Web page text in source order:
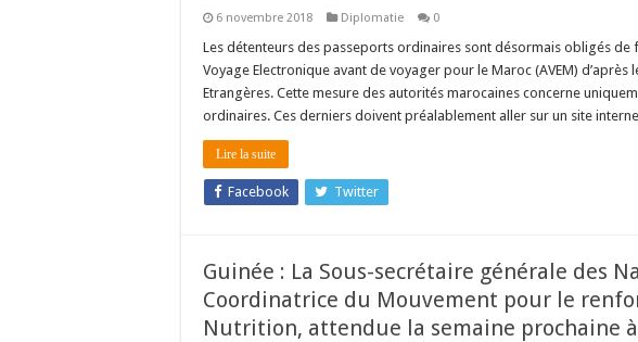
6 novembre 2018 Diplomatie 0
Les détenteurs des passeports ordinaires sont désormais obligés
Voyage Electronique avant de voyager pour le Maroc (AVEM)
Etrangères. Cette mesure des autorités marocaines concerne
ordinaires. Ces derniers doivent préalablement aller sur un site
Lire la suite
Facebook Twitter
Guinée : La Sous-secrétaire générale des
Coordinatrice du Mouvement pour le
Nutrition, attendue la semaine prochaine à